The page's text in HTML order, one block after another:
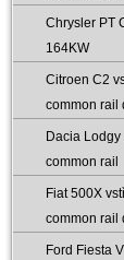
Chrysler PT
164KW
Citroen C2
common rail
Dacia
common rail
Fiat 500X
common rail
Ford Fiesta